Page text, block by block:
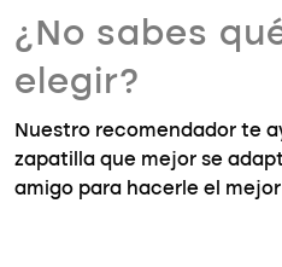
¿No sabes
elegir?
Nuestro recomendador te
zapatilla que mejor se
amigo para hacerle el